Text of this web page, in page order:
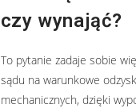
czy wynająć?
To pytanie zadaje sobie
sądu na warunkowe
mechanicznych, dzięki